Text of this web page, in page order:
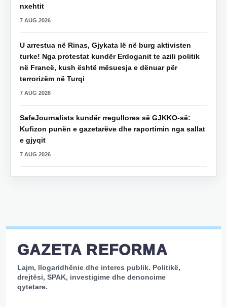
nxehtit
7 AUG 2026
U arrestua në Rinas, Gjykata lë në burg aktivisten
turke! Nga protestat kundër Erdoganit te azili politik
në Francë, kush është mësuesja e dënuar për
terrorizëm në Turqi
7 AUG 2026
SafeJournalists kundër rregullores së GJKKO-së:
Kufizon punën e gazetarëve dhe raportimin nga sallat
e gjyqit
7 AUG 2026
GAZETA REFORMA
Lajm, llogaridhënie dhe interes publik. Politikë,
drejtësi, SPAK, investigime dhe denoncime
qytetare.